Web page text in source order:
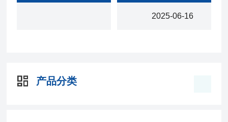
2025-06-16
产品分类